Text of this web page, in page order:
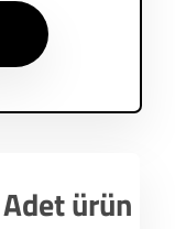
ürün